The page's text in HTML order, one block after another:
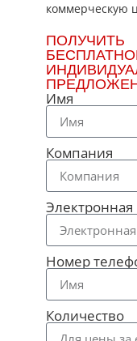
коммерческую
ПОЛУЧИТЬ
Имя
Компания
Электронная
Номер
Количество